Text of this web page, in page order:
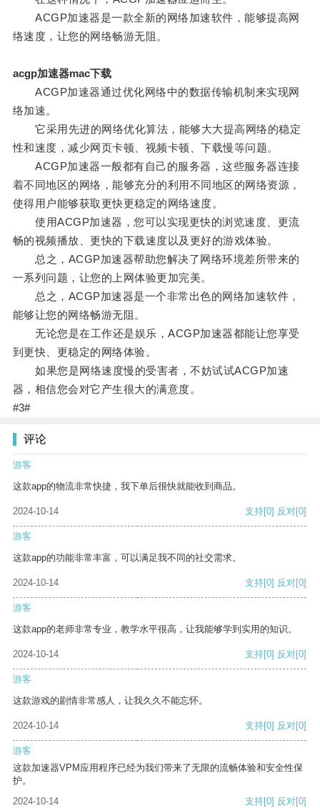
ACGP加速器是一款全新的网络加速软件，能够提高网
络速度，让您的网络畅游无阻。
acgp加速器mac下载
ACGP加速器通过优化网络中的数据传输机制来实现网
络加速。
它采用先进的网络优化算法，能够大大提高网络的稳定
性和速度，减少网页卡顿、视频卡顿、下载慢等问题。
ACGP加速器一般都有自己的服务器，这些服务器连接
着不同地区的网络，能够充分的利用不同地区的网络资源，
使得用户能够获取更快更稳定的网络速度。
使用ACGP加速器，您可以实现更快的浏览速度、更流
畅的视频播放、更快的下载速度以及更好的游戏体验。
总之，ACGP加速器帮助您解决了网络环境差所带来的
一系列问题，让您的上网体验更加完美。
总之，ACGP加速器是一个非常出色的网络加速软件，
能够让您的网络畅游无阻。
无论您是在工作还是娱乐，ACGP加速器都能让您享受
到更快、更稳定的网络体验。
如果您是网络速度慢的受害者，不妨试试ACGP加速
器，相信您会对它产生很大的满意度。
#3#
评论
游客
这款app的物流非常快捷，我下单后很快就能收到商品。
2024-10-14 支持[0] 反对[0]
游客
这款app的功能非常丰富，可以满足我不同的社交需求。
2024-10-14 支持[0] 反对[0]
游客
这款app的老师非常专业，教学水平很高，让我能够学到实用的知识。
2024-10-14 支持[0] 反对[0]
游客
这款游戏的剧情非常感人，让我久久不能忘怀。
2024-10-14 支持[0] 反对[0]
游客
这款加速器VPM应用程序已经为我们带来了无限的流畅体验和安全性保
护。
2024-10-14
支持[0] 反对[0]